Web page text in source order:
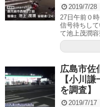
2019/7/28
27日午前０
信号待ちし
て池上茂潤
広島市佐
【小川
を調査】
2019/7/17